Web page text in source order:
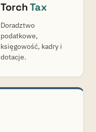
TorchTax
Doradztwo
podatkowe,
księgowość, kadry i
dotacje.